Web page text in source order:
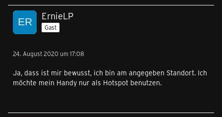
ErnieLP
Gast
24. August 2020 um 17:08
Ja, dass ist mir bewusst, ich bin am angegeben Standort. Ich
möchte mein Handy nur als Hotspot benutzen.